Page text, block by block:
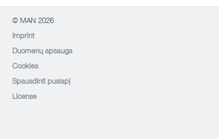
© MAN 2026
Imprint
Duomenų apsauga
Cookies
Spausdinti puslapį
License